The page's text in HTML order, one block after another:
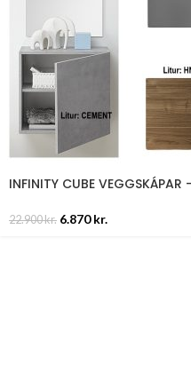
INFINITY CUBE VEGGSKÁPAR
22.900kr. 6.870kr.